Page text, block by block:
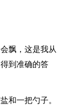
飘，这是我从
到准确的答
和一把勺子。